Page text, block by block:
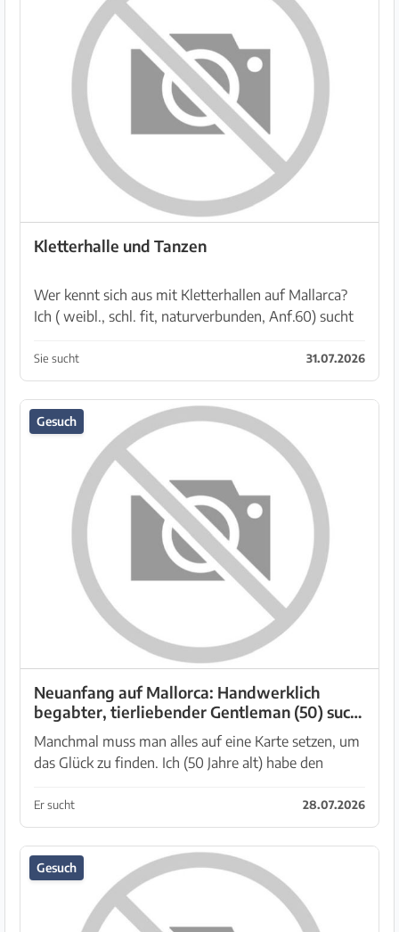
Kletterhalle und Tanzen
Wer kennt sich aus mit Kletterhallen auf Mallarca?
Ich ( weibl., schl. fit, naturverbunden, Anf.60) sucht
einweist. Zudem besteht Interesse daran ...
Sie sucht 31.07.2026
Gesuch
Neuanfang auf Mallorca: Handwerklich
begabter, tierliebender Gentleman (50) sucht
Partnerin für geme
Manchmal muss man alles auf eine Karte setzen, um
das Glück zu finden. Ich (50 Jahre alt) habe den
hinter mir zu lassen und ganz neu auf Mallorca
durchzus...
Er sucht 28.07.2026
Gesuch